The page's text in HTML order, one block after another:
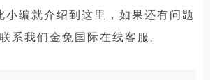
小编就介绍到这里，如果还有问题
系我们金兔国际在线客服。